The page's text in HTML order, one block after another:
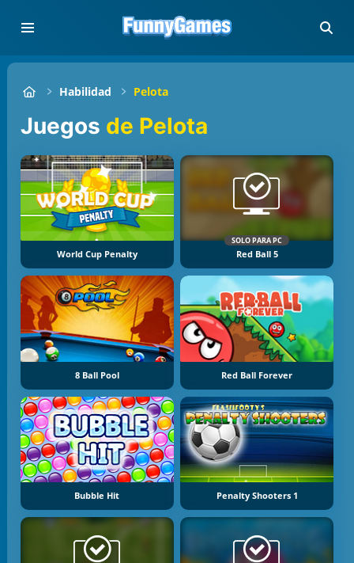
Habilidad Pelota
Juegos de Pelota
World Cup Penalty
SOLO PARA PC
Red Ball 5
8 Ball Pool Red Ball Forever
Bubble Hit Penalty Shooters 1